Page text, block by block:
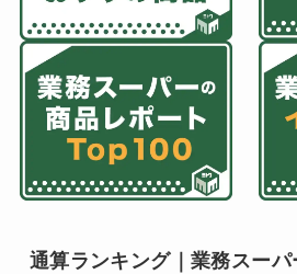
通算ランキング｜業務スーパ